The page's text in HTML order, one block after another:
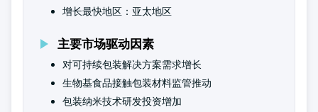
增长最快地区：亚太地区
主要市场驱动因素
对可持续包装解决方案需求增长
生物基食品接触包装材料监管推动
包装纳米技术研发投资增加